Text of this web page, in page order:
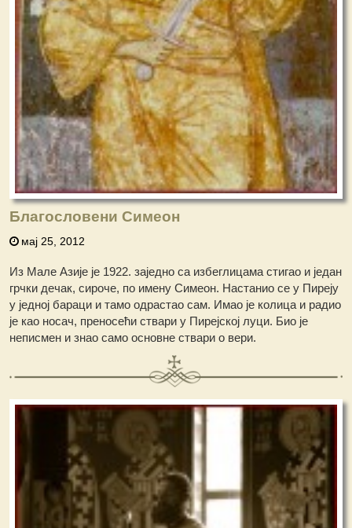
Благословени Симеон
мај 25, 2012
Из Мале Азије је 1922. заједно са избеглицама стигао и један
грчки дечак, сироче, по имену Симеон. Настанио се у Пиреју
у једној бараци и тамо одрастао сам. Имао је колица и радио
је као носач, преносећи ствари у Пирејској луци. Био је
неписмен и знао само основне ствари о вери.